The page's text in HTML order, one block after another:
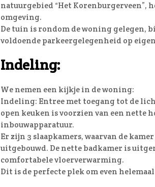
natuurgebied “Het Korenburgerveen”,
omgeving.
De tuin is rondom de woning gelegen,
voldoende parkeergelegenheid op
Indeling:
We nemen een kijkje in de woning:
Indeling: Entree met toegang tot de
open keuken is voorzien van een nette
inbouwapparatuur.
Er zijn 3 slaapkamers, waarvan de
uitgebouwd. De nette badkamer is
comfortabele vloerverwarming.
Dit is de perfecte plek om even